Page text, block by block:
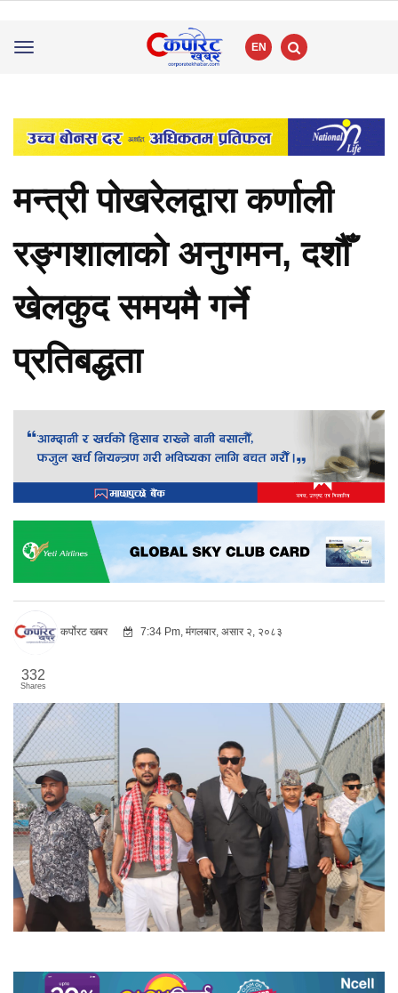
Toggle
EN
मन्त्री पोखरेलद्वारा कर्णाली
रङ्गशालाको अनुगमन, दशौँ
खेलकुद समयमै गर्ने
प्रतिबद्धता
कर्पोरट खबर 7:34 Pm, मंगलबार, असार २, २०८३
332
Shares